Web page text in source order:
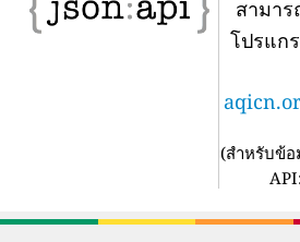
สามาร
โปรแก
(สำหรับข้อ
API: